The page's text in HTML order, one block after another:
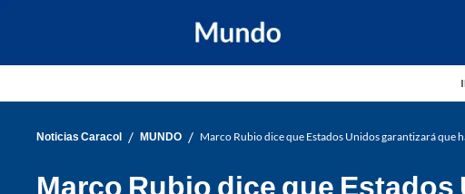
Noticias Caracol / MUNDO / Marco Rubio dice que Estados Unidos garantizará que
Marco Rubio dice que